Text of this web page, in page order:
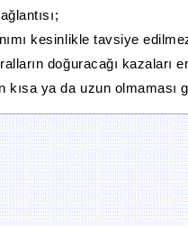
kesinlikle tavsiye
doğuracağı kazaları
kısa ya da uzun olmaması